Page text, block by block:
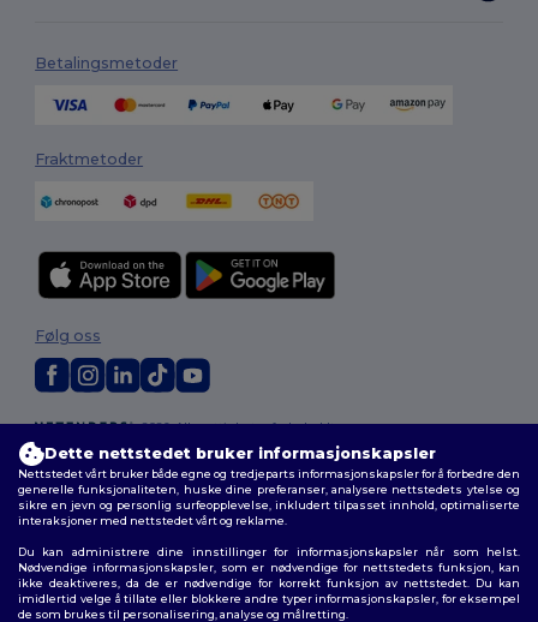
Betalingsmetoder
Fraktmetoder
2026. Alle rettigheter forbeholdt
Generelle Vilkår|personvernerklæring|Retningslinjer for
informasjonskapsler|Nettstedsoversikt
Følg oss
Dette nettstedet bruker informasjonskapsler
Nettstedet vårt bruker både egne og tredjeparts informasjonskapsler for å forbedre den
generelle funksjonaliteten, huske dine preferanser, analysere nettstedets ytelse og
sikre en jevn og personlig surfeopplevelse, inkludert tilpasset innhold, optimaliserte
interaksjoner med nettstedet vårt og reklame.
Du kan administrere dine innstillinger for informasjonskapsler når som helst.
Nødvendige informasjonskapsler, som er nødvendige for nettstedets funksjon, kan
ikke deaktiveres, da de er nødvendige for korrekt funksjon av nettstedet. Du kan
imidlertid velge å tillate eller blokkere andre typer informasjonskapsler, for eksempel
de som brukes til personalisering, analyse og målretting.